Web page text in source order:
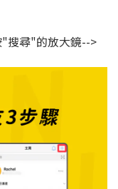
"搜尋"的放大鏡-->